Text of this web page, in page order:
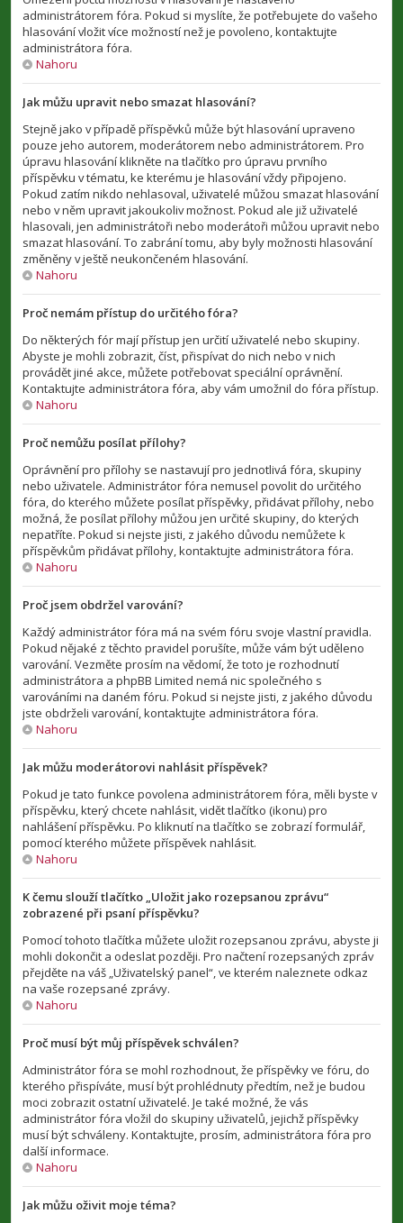
administrátorem fóra. Pokud si myslíte, že potřebujete do vašeho
hlasování vložit více možností než je povoleno, kontaktujte
administrátora fóra.
Nahoru
Jak můžu upravit nebo smazat hlasování?
Stejně jako v případě příspěvků může být hlasování upraveno
pouze jeho autorem, moderátorem nebo administrátorem. Pro
úpravu hlasování klikněte na tlačítko pro úpravu prvního
příspěvku v tématu, ke kterému je hlasování vždy připojeno.
Pokud zatím nikdo nehlasoval, uživatelé můžou smazat hlasování
nebo v něm upravit jakoukoliv možnost. Pokud ale již uživatelé
hlasovali, jen administrátoři nebo moderátoři můžou upravit nebo
smazat hlasování. To zabrání tomu, aby byly možnosti hlasování
změněny v ještě neukončeném hlasování.
Nahoru
Proč nemám přístup do určitého fóra?
Do některých fór mají přístup jen určití uživatelé nebo skupiny.
Abyste je mohli zobrazit, číst, přispívat do nich nebo v nich
provádět jiné akce, můžete potřebovat speciální oprávnění.
Kontaktujte administrátora fóra, aby vám umožnil do fóra přístup.
Nahoru
Proč nemůžu posílat přílohy?
Oprávnění pro přílohy se nastavují pro jednotlivá fóra, skupiny
nebo uživatele. Administrátor fóra nemusel povolit do určitého
fóra, do kterého můžete posílat příspěvky, přidávat přílohy, nebo
možná, že posílat přílohy můžou jen určité skupiny, do kterých
nepatříte. Pokud si nejste jisti, z jakého důvodu nemůžete k
příspěvkům přidávat přílohy, kontaktujte administrátora fóra.
Nahoru
Proč jsem obdržel varování?
Každý administrátor fóra má na svém fóru svoje vlastní pravidla.
Pokud nějaké z těchto pravidel porušíte, může vám být uděleno
varování. Vezměte prosím na vědomí, že toto je rozhodnutí
administrátora a phpBB Limited nemá nic společného s
varováními na daném fóru. Pokud si nejste jisti, z jakého důvodu
jste obdrželi varování, kontaktujte administrátora fóra.
Nahoru
Jak můžu moderátorovi nahlásit příspěvek?
Pokud je tato funkce povolena administrátorem fóra, měli byste v
příspěvku, který chcete nahlásit, vidět tlačítko (ikonu) pro
nahlášení příspěvku. Po kliknutí na tlačítko se zobrazí formulář,
pomocí kterého můžete příspěvek nahlásit.
Nahoru
K čemu slouží tlačítko „Uložit jako rozepsanou zprávu“
zobrazené při psaní příspěvku?
Pomocí tohoto tlačítka můžete uložit rozepsanou zprávu, abyste ji
mohli dokončit a odeslat později. Pro načtení rozepsaných zpráv
přejděte na váš „Uživatelský panel“, ve kterém naleznete odkaz
na vaše rozepsané zprávy.
Nahoru
Proč musí být můj příspěvek schválen?
Administrátor fóra se mohl rozhodnout, že příspěvky ve fóru, do
kterého přispíváte, musí být prohlédnuty předtím, než je budou
moci zobrazit ostatní uživatelé. Je také možné, že vás
administrátor fóra vložil do skupiny uživatelů, jejichž příspěvky
musí být schváleny. Kontaktujte, prosím, administrátora fóra pro
další informace.
Nahoru
Jak můžu oživit moje téma?